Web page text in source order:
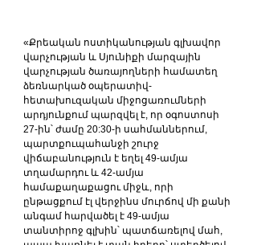
«Քրեական ոստիկանության գլխավոր
վարչության և Սյունիքի մարզային
վարչության ծառայողների համատեղ
ձեռնարկած օպերատիվ-
հետախուզական միջոցառումների
արդյունքում պարզվել է, որ օգոստոսի
27-ին՝ ժամը 20:30-ի սահմաններում,
պարտքուպահանջի շուրջ
վիճաբանություն է եղել 49-ամյա
տղամարդու և 42-ամյա
համաքաղաքացու միջև, որի
ընթացքում էլ վերջինս մուրճով մի քանի
անգամ հարվածել է 49-ամյա
տանտիրոջ գլխին՝ պատճառելով մահ,